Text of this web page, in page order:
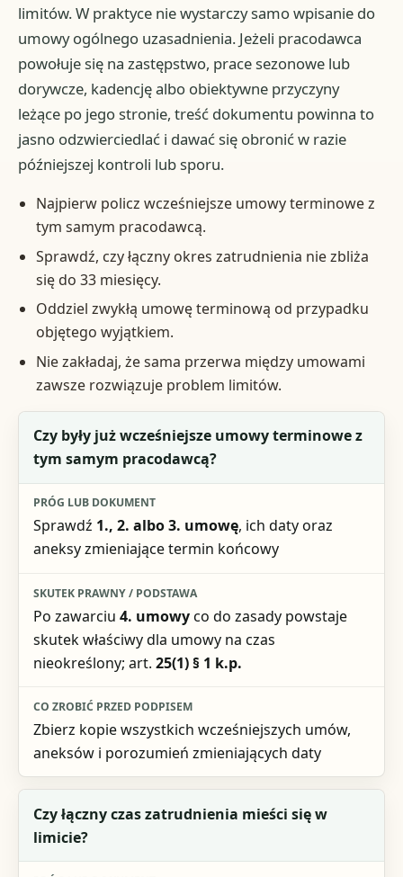
limitów. W praktyce nie wystarczy samo wpisanie do
umowy ogólnego uzasadnienia. Jeżeli pracodawca
powołuje się na zastępstwo, prace sezonowe lub
dorywcze, kadencję albo obiektywne przyczyny
leżące po jego stronie, treść dokumentu powinna to
jasno odzwierciedlać i dawać się obronić w razie
późniejszej kontroli lub sporu.
Najpierw policz wcześniejsze umowy terminowe z
tym samym pracodawcą.
Sprawdź, czy łączny okres zatrudnienia nie zbliża
się do 33 miesięcy.
Oddziel zwykłą umowę terminową od przypadku
objętego wyjątkiem.
Nie zakładaj, że sama przerwa między umowami
zawsze rozwiązuje problem limitów.
Pytanie kontrolne
Skutek prawny / podstawa
Co zrobić przed podpisem
Czy były już wcześniejsze umowy terminowe z
tym samym pracodawcą?
Sprawdź 1., 2. albo 3. umowę, ich daty oraz
aneksy zmieniające termin końcowy
Po zawarciu 4. umowyco do zasady powstaje
skutek właściwy dla umowy na czas
nieokreślony; art. 25(1) § 1 k.p.
Zbierz kopie wszystkich wcześniejszych umów,
aneksów i porozumień zmieniających daty
Czy łączny czas zatrudnienia mieści się w
limicie?